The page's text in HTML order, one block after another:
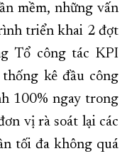
mềm, những vấn
triển khai 2 đợt
Tổ công tác KPI
kê đầu công
100% ngay trong
vị rà soát lại các
tối đa không quá